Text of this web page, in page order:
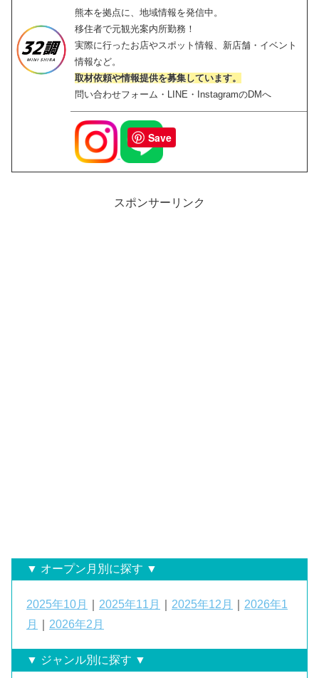
熊本を拠点に、地域情報を発信中。
移住者で元観光案内所勤務！
実際に行ったお店やスポット情報、新店舗・イベント
情報など。
取材依頼や情報提供を募集しています。
問い合わせフォーム・LINE・InstagramのDMへ
スポンサーリンク
▼ オープン月別に探す ▼
2025年10月 2025年11月 2025年12月
2026年1
月
2026年2月
▼ ジャンル別に探す ▼
Save